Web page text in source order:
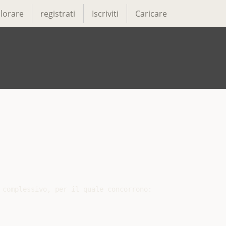
registrati Iscriviti Caricare